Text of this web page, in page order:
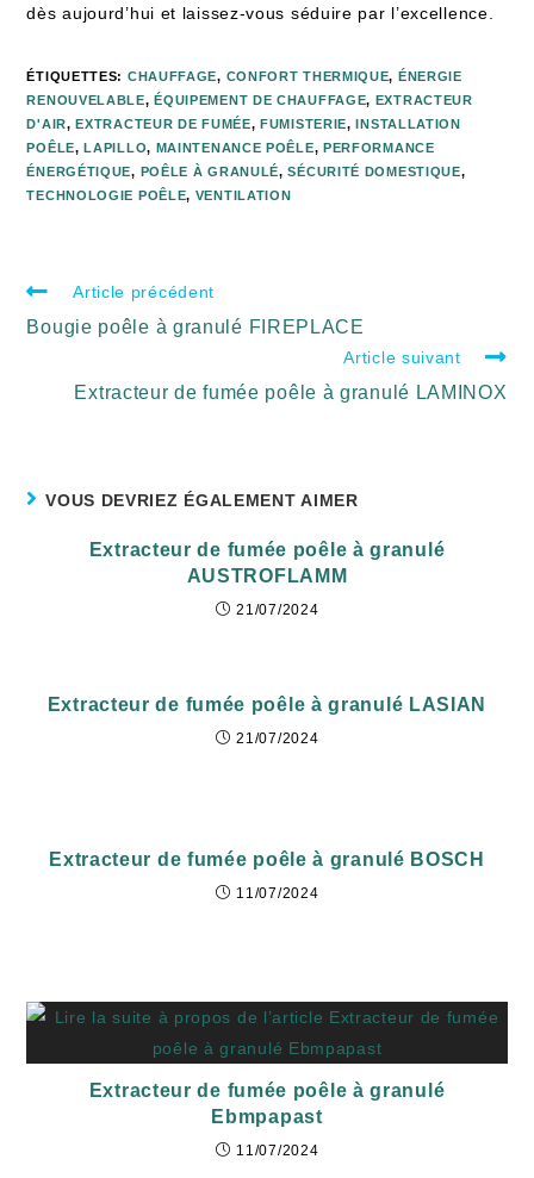
dès aujourd’hui et laissez-vous séduire par l’excellence.
ÉTIQUETTES: CHAUFFAGE, CONFORT THERMIQUE, ÉNERGIE
RENOUVELABLE, ÉQUIPEMENT DE CHAUFFAGE, EXTRACTEUR
D'AIR, EXTRACTEUR DE FUMÉE, FUMISTERIE, INSTALLATION
POÊLE, LAPILLO, MAINTENANCE POÊLE, PERFORMANCE
ÉNERGÉTIQUE, POÊLE À GRANULÉ, SÉCURITÉ DOMESTIQUE,
TECHNOLOGIE POÊLE, VENTILATION
Article précédent
Bougie poêle à granulé FIREPLACE
Article suivant
Extracteur de fumée poêle à granulé LAMINOX
VOUS DEVRIEZ ÉGALEMENT AIMER
Extracteur de fumée poêle à granulé
AUSTROFLAMM
21/07/2024
Extracteur de fumée poêle à granulé LASIAN
21/07/2024
Extracteur de fumée poêle à granulé BOSCH
11/07/2024
Extracteur de fumée poêle à granulé
Ebmpapast
11/07/2024